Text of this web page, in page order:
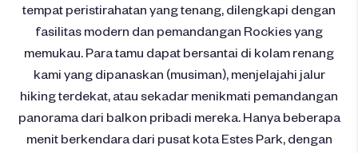
tempat peristirahatan yang tenang, dilengkapi dengan
fasilitas modern dan pemandangan Rockies yang
memukau. Para tamu dapat bersantai di kolam renang
kami yang dipanaskan (musiman), menjelajahi jalur
hiking terdekat, atau sekadar menikmati pemandangan
panorama dari balkon pribadi mereka. Hanya beberapa
menit berkendara dari pusat kota Estes Park, dengan